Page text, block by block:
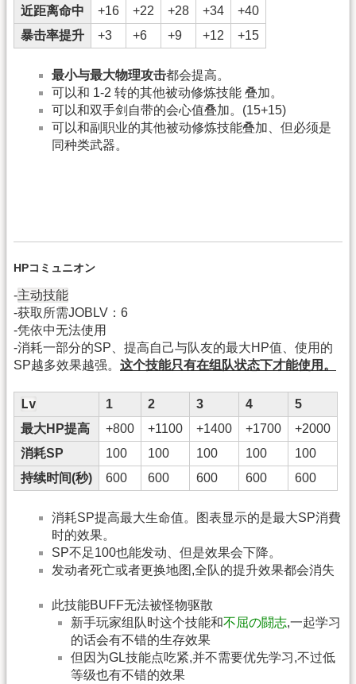
近距离命中 +16 +22 +28 +34
+40
暴击率提升
+3 +6 +9 +12 +15
最小与最大物理攻击都会提高。
可以和 1-2 转的其他被动修炼技能 叠加。
可以和双手剑自带的会心值叠加。(15+15)
可以和副职业的其他被动修炼技能叠加、但必须是
同种类武器。
HPコミュニオン
-主动技能
-获取所需JOBLV：6
-凭依中无法使用
-消耗一部分的SP、提高自己与队友的最大HP值、使用的
SP越多效果越强。 这个技能只有在组队状态下才能使用。
Lv 1 2 3 4
5
最大HP提高
+800 +1100 +1400 +1700
+2000
消耗SP
100 100 100 100
100
持续时间(秒)
600 600 600 600 600
消耗SP提高最大生命值。图表显示的是最大SP消費
时的效果。
SP不足100也能发动、但是效果会下降。
发动者死亡或者更换地图,全队的提升效果都会消失
此技能BUFF无法被怪物驱散
新手玩家组队时这个技能和不屈の闘志,一起学习
的话会有不错的生存效果
但因为GL技能点吃紧,并不需要优先学习,不过低
等级也有不错的效果